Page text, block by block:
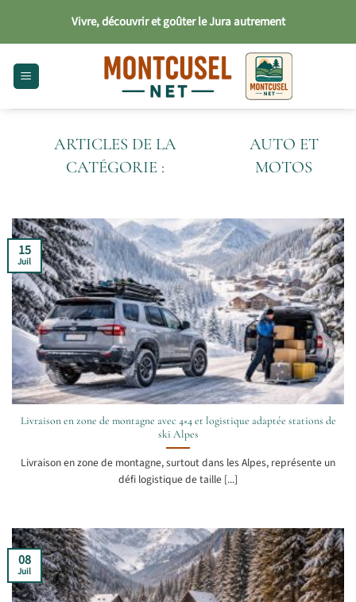
contenu
Vivre, découvrir et goûter le Jura autrement
AUTO ET
MOTOS
Livraison en zone de montagne avec 4×4 et logistique adaptée stations de
ski Alpes
Livraison en zone de montagne, surtout dans les Alpes, représente un
défi logistique de taille [...]
15
Juil
08
Juil